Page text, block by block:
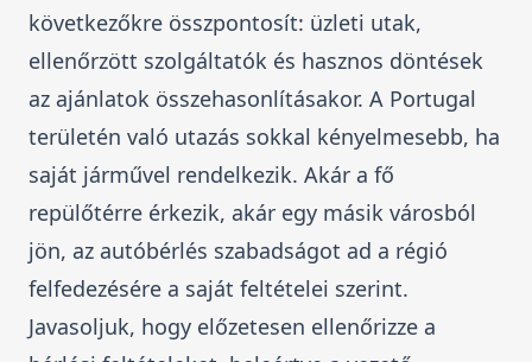
következőkre összpontosít: üzleti utak,
ellenőrzött szolgáltatók és hasznos döntések
az ajánlatok összehasonlításakor. A Portugal
területén való utazás sokkal kényelmesebb, ha
saját járművel rendelkezik. Akár a fő
repülőtérre érkezik, akár egy másik városból
jön, az autóbérlés szabadságot ad a régió
felfedezésére a saját feltételei szerint.
Javasoljuk, hogy előzetesen ellenőrizze a